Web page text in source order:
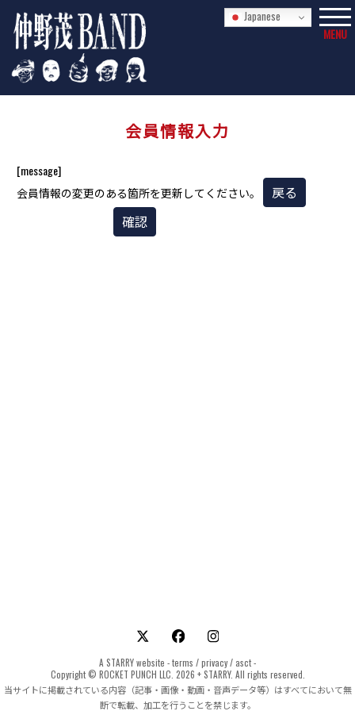
MENU
会員情報入力
[message]
会員情報の変更のある箇所を更新してください。
戻る
確認
A STARRYwebsite -terms /privacy/ asct-
Copyright © ROCKET PUNCH LLC. 2026 + STARRY. All rights reserved.
当サイトに掲載されている内容（記事・画像・動画・音声データ等）はすべてにおいて無
断で転載、加工を行うことを禁じます。
Japanese